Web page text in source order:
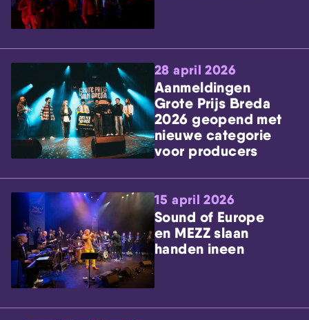
28 april 2026
Aanmeldingen
Grote Prijs Breda
2026 geopend met
nieuwe categorie
voor producers
15 april 2026
Sound of Europe
en MEZZ slaan
handen ineen